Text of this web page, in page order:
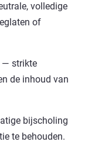
volledige
of
— strikte
de inhoud van
bijscholing
te behouden.